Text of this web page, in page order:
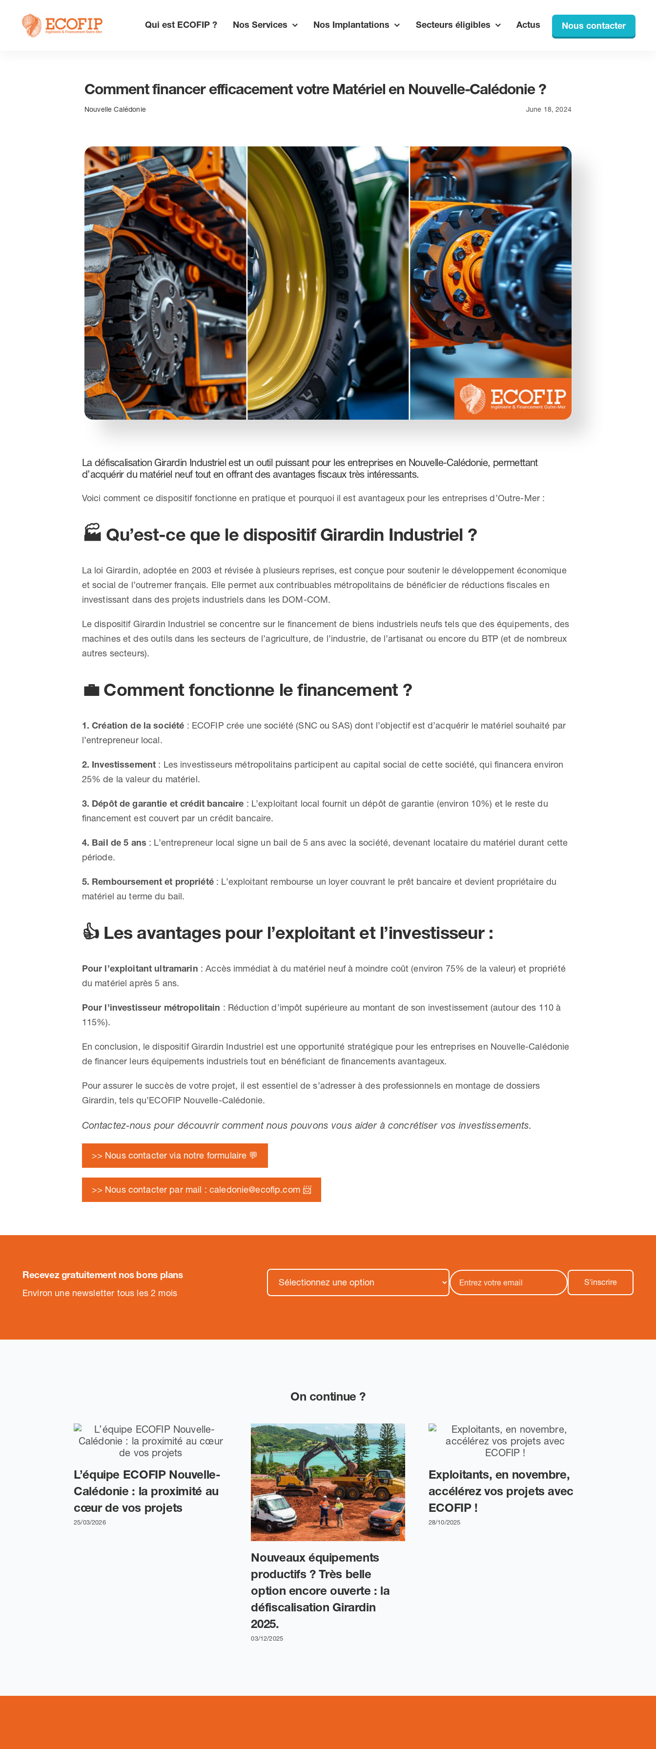
content
Qui est ECOFIP ? Nos Services Nos Implantations Secteurs éligibles Actus Nous contacter
Comment financer efficacement votre Matériel en Nouvelle-Calédonie ?
Nouvelle Calédonie June 18, 2024
La défiscalisation Girardin Industriel est un outil puissant pour les entreprises en Nouvelle-Calédonie, permettant
d’acquérir du matériel neuf tout en offrant des avantages fiscaux très intéressants.
Voici comment ce dispositif fonctionne en pratique et pourquoi il est avantageux pour les entreprises d’Outre-Mer :
🏭 Qu’est-ce que le dispositif Girardin Industriel ?
La loi Girardin, adoptée en 2003 et révisée à plusieurs reprises, est conçue pour soutenir le développement économique
et social de l’outremer français. Elle permet aux contribuables métropolitains de bénéficier de réductions fiscales en
investissant dans des projets industriels dans les DOM-COM.
Le dispositif Girardin Industriel se concentre sur le financement de biens industriels neufs tels que des équipements, des
machines et des outils dans les secteurs de l’agriculture, de l’industrie, de l’artisanat ou encore du BTP (et de nombreux
autres secteurs).
💼 Comment fonctionne le financement ?
1. Création de la société : ECOFIP crée une société (SNC ou SAS) dont l’objectif est d’acquérir le matériel souhaité par
l’entrepreneur local.
2. Investissement : Les investisseurs métropolitains participent au capital social de cette société, qui financera environ
25% de la valeur du matériel.
3. Dépôt de garantie et crédit bancaire : L’exploitant local fournit un dépôt de garantie (environ 10%) et le reste du
financement est couvert par un crédit bancaire.
4. Bail de 5 ans : L’entrepreneur local signe un bail de 5 ans avec la société, devenant locataire du matériel durant cette
période.
5. Remboursement et propriété: L’exploitant rembourse un loyer couvrant le prêt bancaire et devient propriétaire du
matériel au terme du bail.
👍 Les avantages pour l’exploitant et l’investisseur :
Pour l’exploitant ultramarin : Accès immédiat à du matériel neuf à moindre coût (environ 75% de la valeur) et propriété
du matériel après 5 ans.
Pour l’investisseur métropolitain : Réduction d’impôt supérieure au montant de son investissement (autour des 110 à
115%).
En conclusion, le dispositif Girardin Industriel est une opportunité stratégique pour les entreprises en Nouvelle-Calédonie
de financer leurs équipements industriels tout en bénéficiant de financements avantageux.
Pour assurer le succès de votre projet, il est essentiel de s’adresser à des professionnels en montage de dossiers
Girardin, tels qu’ECOFIP Nouvelle-Calédonie.
Contactez-nous pour découvrir comment nous pouvons vous aider à concrétiser vos investissements.
>> Nous contacter via notre formulaire 💬
>> Nous contacter par mail : caledonie@ecofip.com 📨
Recevez gratuitement nos bons plans.
Environ une newsletter tous les 2 mois
On continue ?
L’équipe ECOFIP Nouvelle-
Calédonie : la proximité au
cœur de vos projets
25/03/2026
Nouveaux équipements
productifs ? Très belle
option encore ouverte : la
défiscalisation Girardin
2025.
03/12/2025
Exploitants, en novembre,
accélérez vos projets avec
ECOFIP !
28/10/2025